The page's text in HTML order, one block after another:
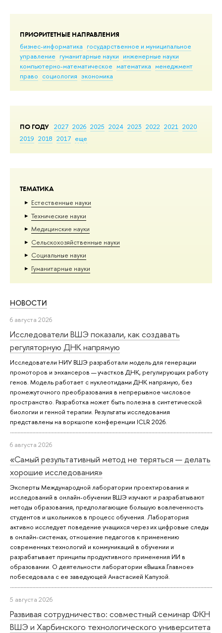
ПРИОРИТЕТНЫЕ НАПРАВЛЕНИЯ
бизнес-информатика государственное и муниципальное
управление гуманитарные науки инженерные науки
компьютерно-математическое математика менеджмент
право социология экономика
ПО ГОДУ 2027 2026 2025 2024 2023 2022 2021 2020
2019 2018 2017 еще
ТЕМАТИКА
Естественные науки
Тех­ничес­кие науки
Медицинские науки
Сельскохозяйственные науки
Социальные науки
Гуманитарные науки
НОВОСТИ
6 августа 2026
Исследователи ВШЭ показали, как создавать
регуляторную ДНК напрямую
Исследователи НИУ ВШЭ разработали модель для генерации
промоторов и энхансеров — участков ДНК, регулирующих работу
генов. Модель работает с нуклеотидами ДНК напрямую, без
промежуточного преобразования в непрерывное числовое
пространство. Разработка может быть полезна в синтетической
биологии и генной терапии. Результаты исследования
представлены на воркшопе конференции ICLR 2026.
6 августа 2026
«Самый результативный метод не теряться — делать
хорошие исследования»
Эксперты Международной лаборатории проектирования и
исследований в онлайн-обучении ВШЭ изучают и разрабатывают
методы образования, предполагающие большую вовлеченность
студентов и школьников в процесс обучения. Лаборатория
активно исследует поведение учащихся через их цифровые следы
в онлайн-системах, отношение педагогов к применению
современных технологий и коммуникаций в обучении и
разрабатывает принципы продуктивного применения ИИ в
образовании. О деятельности лаборатории «Вышка.Главное»
побеседовала с ее заведующей Анастасией Капузой.
5 августа 2026
Развивая сотрудничество: совместный семинар ФКН
ВШЭ и Харбинского технологического университета